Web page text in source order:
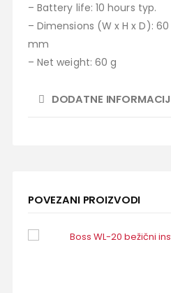
– Battery life: 10 hours typ.
– Dimensions (W x H x D):
mm
– Net weight: 60 g
DODATNE
POVEZANI PROIZVODI